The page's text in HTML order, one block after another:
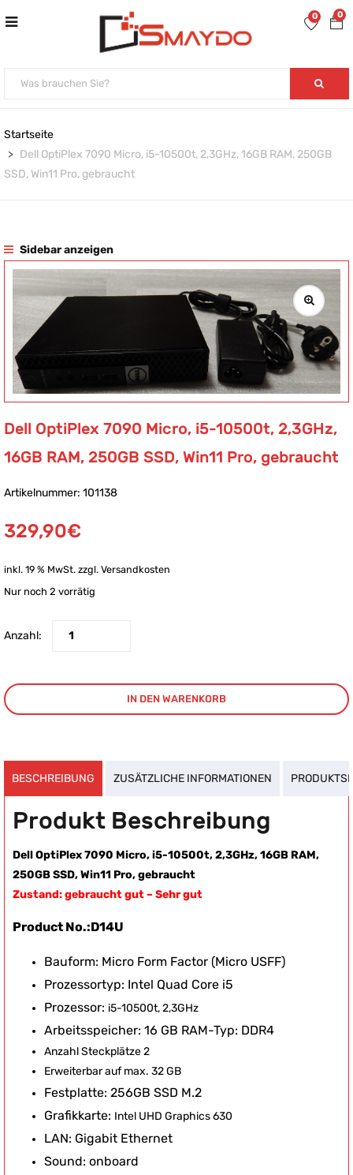
0
0
Startseite
Dell OptiPlex 7090 Micro, i5-10500t, 2,3GHz, 16GB RAM, 250GB
SSD, Win11 Pro, gebraucht
Sidebar anzeigen
Dell OptiPlex 7090 Micro, i5-10500t, 2,3GHz,
16GB RAM, 250GB SSD, Win11 Pro, gebraucht
Artikelnummer: 101138
329,90€
inkl. 19 % MwSt. zzgl. Versandkosten
Nur noch 2 vorrätig
Anzahl:
IN DEN WARENKORB
BESCHREIBUNG ZUSÄTZLICHE INFORMATIONEN
Produkt Beschreibung
Dell OptiPlex 7090 Micro, i5-10500t, 2,3GHz, 16GB RAM,
250GB SSD, Win11 Pro, gebraucht
Zustand: gebraucht gut – Sehr gut
Product No.:D14U
Bauform: Micro Form Factor (Micro USFF)
Prozessortyp: Intel Quad Core i5
Prozessor: i5-10500t, 2,3GHz
Arbeitsspeicher: 16 GB RAM-Typ: DDR4
Anzahl Steckplätze 2
Erweiterbar auf max. 32 GB
Festplatte: 256GB SSD M.2
Grafikkarte: Intel UHD Graphics 630
LAN: Gigabit Ethernet
Sound: onboard